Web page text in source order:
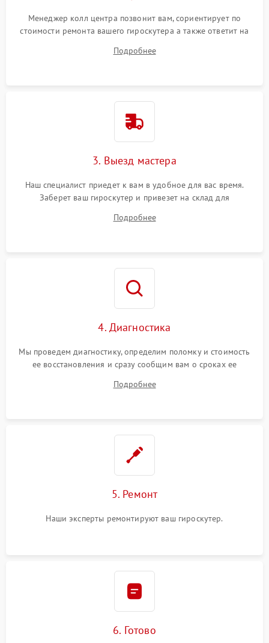
Менеджер колл центра позвонит вам, сориентирует по
стоимости ремонта вашего гироскутера а также ответит на
Подробнее
3. Выезд мастера
Наш специалист приедет к вам в удобное для вас время.
Заберет ваш гироскутер и привезет на склад для
Подробнее
4. Диагностика
Мы проведем диагностику, определим поломку и стоимость
ее восстановления и сразу сообщим вам о сроках ее
Подробнее
5. Ремонт
Наши эксперты ремонтируют ваш гироскутер.
6. Готово